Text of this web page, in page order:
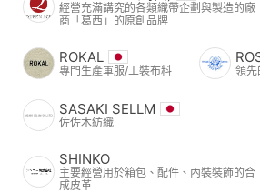
經營充滿講究的各類織帶企劃與製造的廠
商「葛西」的原創品牌
ROKAL
專門生產軍服/工裝布料 領先
SASAKI SELLM
佐佐木紡織
SHINKO
主要經營用於箱包、配件、內裝裝飾的合
成皮革